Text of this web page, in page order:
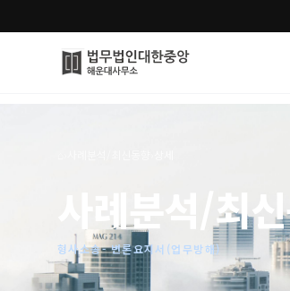
사례분석/최
형사소송- 변론요지서(업무방해)